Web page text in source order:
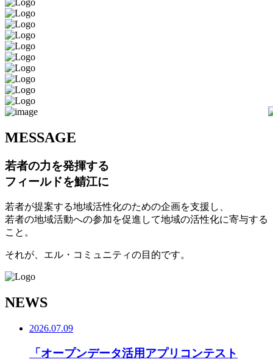
MESSAGE
若者の力を発揮する
フィールドを鯖江に
若者が提案する地域活性化のための企画を支援し、
若者の地域活動への参加を促進して地域の活性化に寄与する
こと。
それが、エル・コミュニティの目的です。
NEWS
2026.07.09
「オープンデータ活用アプリコンテスト